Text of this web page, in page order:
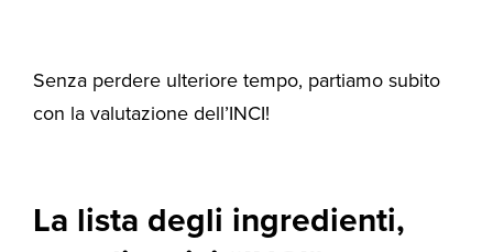
Senza perdere ulteriore tempo, partiamo subito
con la valutazione dell’INCI!
La lista degli ingredienti,